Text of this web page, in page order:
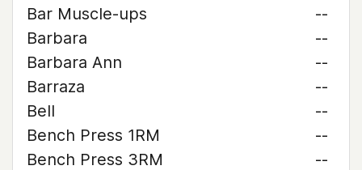
Bar Muscle-ups
--
Barbara
--
Barbara Ann
--
Barraza
--
Bell
--
Bench Press 1RM
--
Bench Press 3RM
--